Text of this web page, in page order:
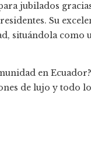
jubilados
Su
situándola como
en
de lujo y todo